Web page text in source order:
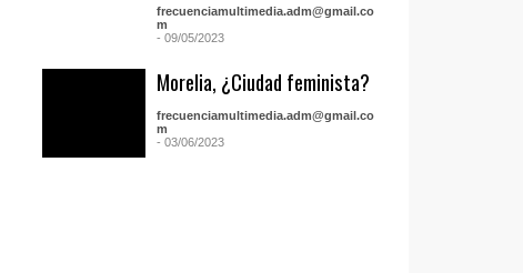
frecuenciamultimedia.adm@gmail.co
m
- 09/05/2023
Morelia, ¿Ciudad feminista?
frecuenciamultimedia.adm@gmail.co
m
- 03/06/2023